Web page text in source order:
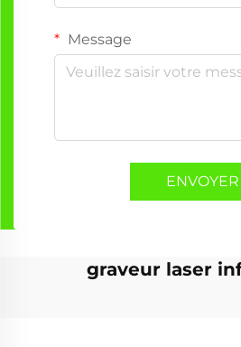
Message
ENVOYER
graveur laser